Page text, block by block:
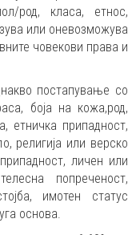
род, класа, етнос,
или оневозможува
човекови права и
постапување со
боја на кожа,род,
етничка припадност,
религија или верско
личен или
попреченост,
имотен статус
основа.